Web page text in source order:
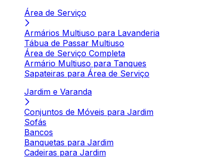
Área de Serviço
Armários Multiuso para Lavanderia
Tábua de Passar Multiuso
Área de Serviço Completa
Armário Multiuso para Tanques
Sapateiras para Área de Serviço
Jardim e Varanda
Conjuntos de Móveis para Jardim
Sofás
Bancos
Banquetas para Jardim
Cadeiras para Jardim